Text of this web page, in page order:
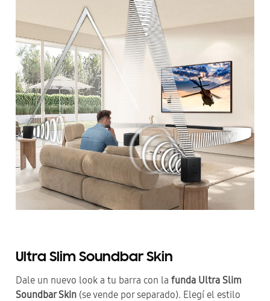
Ultra Slim Soundbar Skin
Dale un nuevo look a tu barra con la funda Ultra Slim
Soundbar Skin (se vende por separado). Elegí el estilo